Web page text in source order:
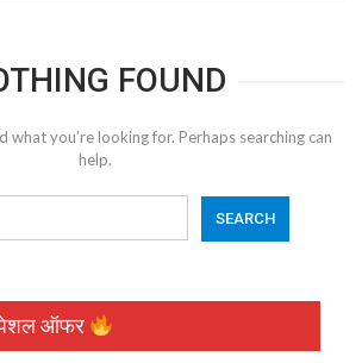
FOUND
what you’re looking for. Perhaps searching can
help.
ऑफर